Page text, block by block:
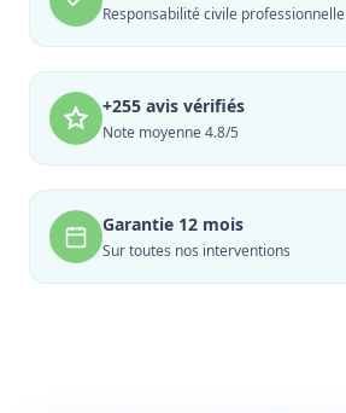
Responsabilité civile professionnelle
+255 avis vérifiés
Note moyenne 4.8/5
Garantie 12 mois
Sur toutes nos interventions